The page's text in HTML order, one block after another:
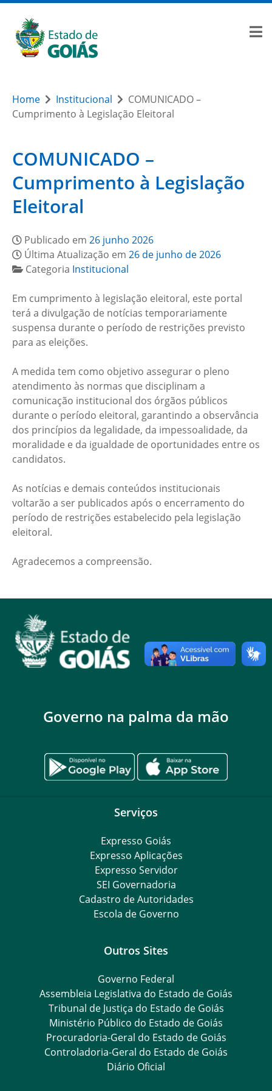
Home Institucional
COMUNICADO –
Cumprimento à Legislação Eleitoral
COMUNICADO –
Cumprimento à Legislação
Eleitoral
Publicado em 26 junho 2026
Última Atualização em 26 de junho de 2026
Categoria Institucional
Em cumprimento à legislação eleitoral, este portal
terá a divulgação de notícias temporariamente
suspensa durante o período de restrições previsto
para as eleições.
A medida tem como objetivo assegurar o pleno
atendimento às normas que disciplinam a
comunicação institucional dos órgãos públicos
durante o período eleitoral, garantindo a observância
dos princípios da legalidade, da impessoalidade, da
moralidade e da igualdade de oportunidades entre os
candidatos.
As notícias e demais conteúdos institucionais
voltarão a ser publicados após o encerramento do
período de restrições estabelecido pela legislação
eleitoral.
Agradecemos a compreensão.
Governo na palma da mão
Serviços
Expresso Goiás
Expresso Aplicações
Expresso Servidor
SEI Governadoria
Cadastro de Autoridades
Escola de Governo
Outros Sites
Governo Federal
Assembleia Legislativa do Estado de Goiás
Tribunal de Justiça do Estado de Goiás
Ministério Público do Estado de Goiás
Procuradoria-Geral do Estado de Goiás
Controladoria-Geral do Estado de Goiás
Diário Oficial